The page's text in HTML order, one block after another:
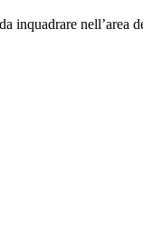
inquadrare nell’area